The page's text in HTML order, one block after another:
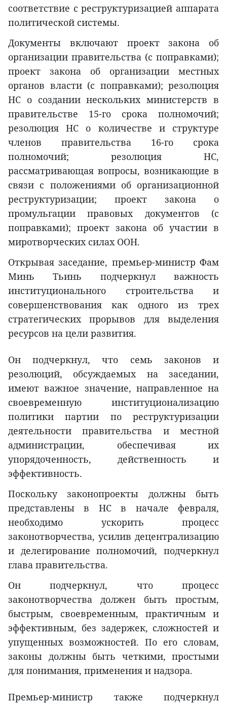
соответствие с реструктуризацией аппарата
политической системы.
Документы включают проект закона об
организации правительства (с поправками);
проект закона об организации местных
органов власти (с поправками); резолюция
НС о создании нескольких министерств в
правительстве 15-го срока полномочий;
резолюция НС о количестве и структуре
членов правительства 16-го срока
полномочий; резолюция НС,
рассматривающая вопросы, возникающие в
связи с положениями об организационной
реструктуризации; проект закона о
промульгации правовых документов (с
поправками); проект закона об участии в
миротворческих силах ООН.
Открывая заседание, премьер-министр Фам
Минь Тьинь подчеркнул важность
институционального строительства и
совершенствования как одного из трех
стратегических прорывов для выделения
ресурсов на цели развития.
Он подчеркнул, что семь законов и
резолюций, обсуждаемых на заседании,
имеют важное значение, направленное на
своевременную институционализацию
политики партии по реструктуризации
деятельности правительства и местной
администрации, обеспечивая их
упорядоченность, действенность и
эффективность.
Поскольку законопроекты должны быть
представлены в НС в начале февраля,
необходимо ускорить процесс
законотворчества, усилив децентрализацию
и делегирование полномочий, подчеркнул
глава правительства.
Он подчеркнул, что процесс
законотворчества должен быть простым,
быстрым, своевременным, практичным и
эффективным, без задержек, сложностей и
упущенных возможностей. По его словам,
законы должны быть четкими, простыми
для понимания, применения и надзора.
Премьер-министр также подчеркнул